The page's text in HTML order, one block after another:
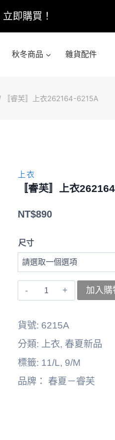
即購買！
秋冬商品 雜貨配件
〚睿芙〛上衣262164-6215A
上衣
〚睿芙〛上衣
NT$890
尺寸
〚睿
262164-
6215A
數
加入購
貨號: 6215A
分類:
上衣, 春夏新品
標籤: 11/L, 9/M
品牌： 春夏－睿芙